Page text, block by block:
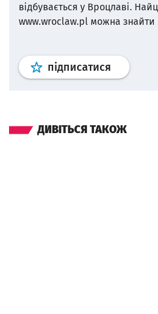
відбувається у Вроцлаві.
www.wroclaw.pl можна знайти
підписатися Профіль
ДИВІТЬСЯ ТАКОЖ